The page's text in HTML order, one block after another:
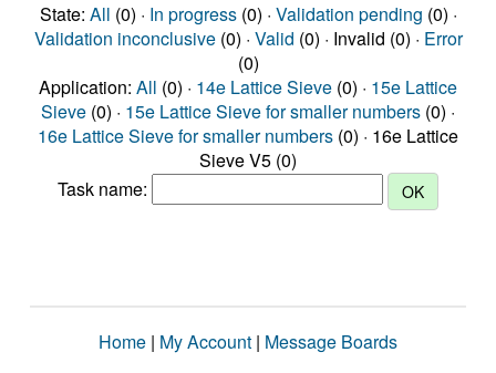
State: All (0) · In progress(0) · Validation pending (0) ·
Validation inconclusive(0) · Valid (0) · Invalid (0) · Error
(0)
Application: All (0) · 14e Lattice Sieve (0) · 15e Lattice
Sieve (0) · 15e Lattice Sieve for smaller numbers (0) ·
16e Lattice Sieve for smaller numbers (0) · 16e Lattice
Sieve V5 (0)
Task name:
Home | My Account | Message Boards